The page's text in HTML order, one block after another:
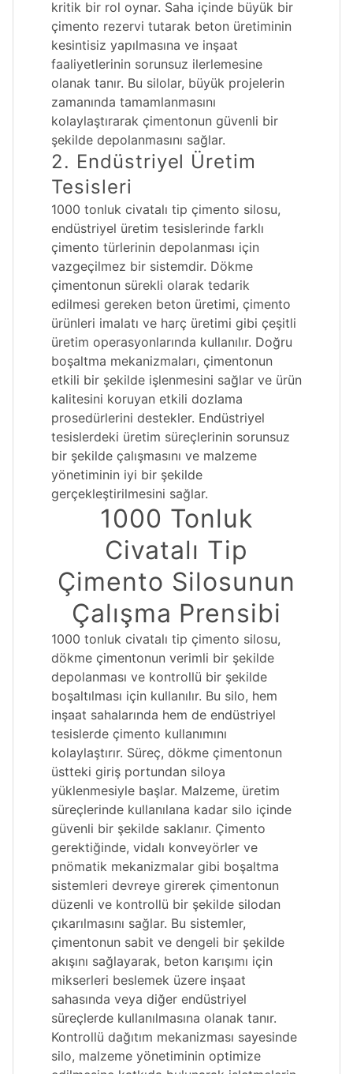
kritik bir rol oynar. Saha içinde büyük bir
çimento rezervi tutarak beton üretiminin
kesintisiz yapılmasına ve inşaat
faaliyetlerinin sorunsuz ilerlemesine
olanak tanır. Bu silolar, büyük projelerin
zamanında tamamlanmasını
kolaylaştırarak çimentonun güvenli bir
şekilde depolanmasını sağlar.
2. Endüstriyel Üretim
Tesisleri
1000 tonluk civatalı tip çimento silosu,
endüstriyel üretim tesislerinde farklı
çimento türlerinin depolanması için
vazgeçilmez bir sistemdir. Dökme
çimentonun sürekli olarak tedarik
edilmesi gereken beton üretimi, çimento
ürünleri imalatı ve harç üretimi gibi çeşitli
üretim operasyonlarında kullanılır. Doğru
boşaltma mekanizmaları, çimentonun
etkili bir şekilde işlenmesini sağlar ve ürün
kalitesini koruyan etkili dozlama
prosedürlerini destekler. Endüstriyel
tesislerdeki üretim süreçlerinin sorunsuz
bir şekilde çalışmasını ve malzeme
yönetiminin iyi bir şekilde
gerçekleştirilmesini sağlar.
1000 Tonluk
Civatalı Tip
Çimento Silosunun
Çalışma Prensibi
1000 tonluk civatalı tip çimento silosu,
dökme çimentonun verimli bir şekilde
depolanması ve kontrollü bir şekilde
boşaltılması için kullanılır. Bu silo, hem
inşaat sahalarında hem de endüstriyel
tesislerde çimento kullanımını
kolaylaştırır. Süreç, dökme çimentonun
üstteki giriş portundan siloya
yüklenmesiyle başlar. Malzeme, üretim
süreçlerinde kullanılana kadar silo içinde
güvenli bir şekilde saklanır. Çimento
gerektiğinde, vidalı konveyörler ve
pnömatik mekanizmalar gibi boşaltma
sistemleri devreye girerek çimentonun
düzenli ve kontrollü bir şekilde silodan
çıkarılmasını sağlar. Bu sistemler,
çimentonun sabit ve dengeli bir şekilde
akışını sağlayarak, beton karışımı için
mikserleri beslemek üzere inşaat
sahasında veya diğer endüstriyel
süreçlerde kullanılmasına olanak tanır.
Kontrollü dağıtım mekanizması sayesinde
silo, malzeme yönetiminin optimize